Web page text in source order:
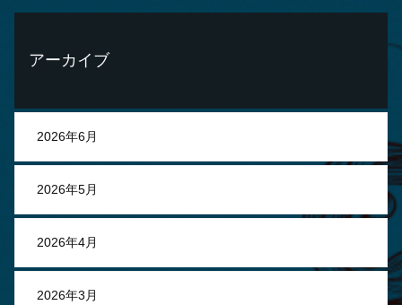
アーカイブ
2026年6月
2026年5月
2026年4月
2026年3月